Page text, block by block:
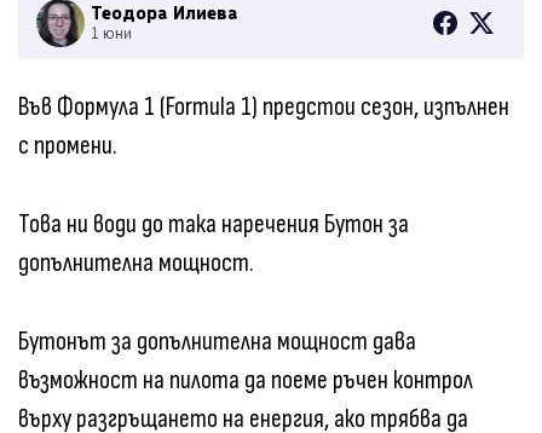
Теодора Илиева
1 юни
Във Формула 1 (Formula 1) предстои сезон, изпълнен
с промени.
Това ни води до така наречения Бутон за
допълнителна мощност.
Бутонът за допълнителна мощност дава
възможност на пилота да поеме ръчен контрол
върху разгръщането на енергия, ако трябва да